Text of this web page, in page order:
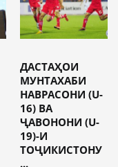
ДАСТАҲОИ
МУНТАХАБИ
НАВРАСОНИ (U-
16) ВА
ҶАВОНОНИ (U-
19)-И
ТОҶИКИСТОНУ
...